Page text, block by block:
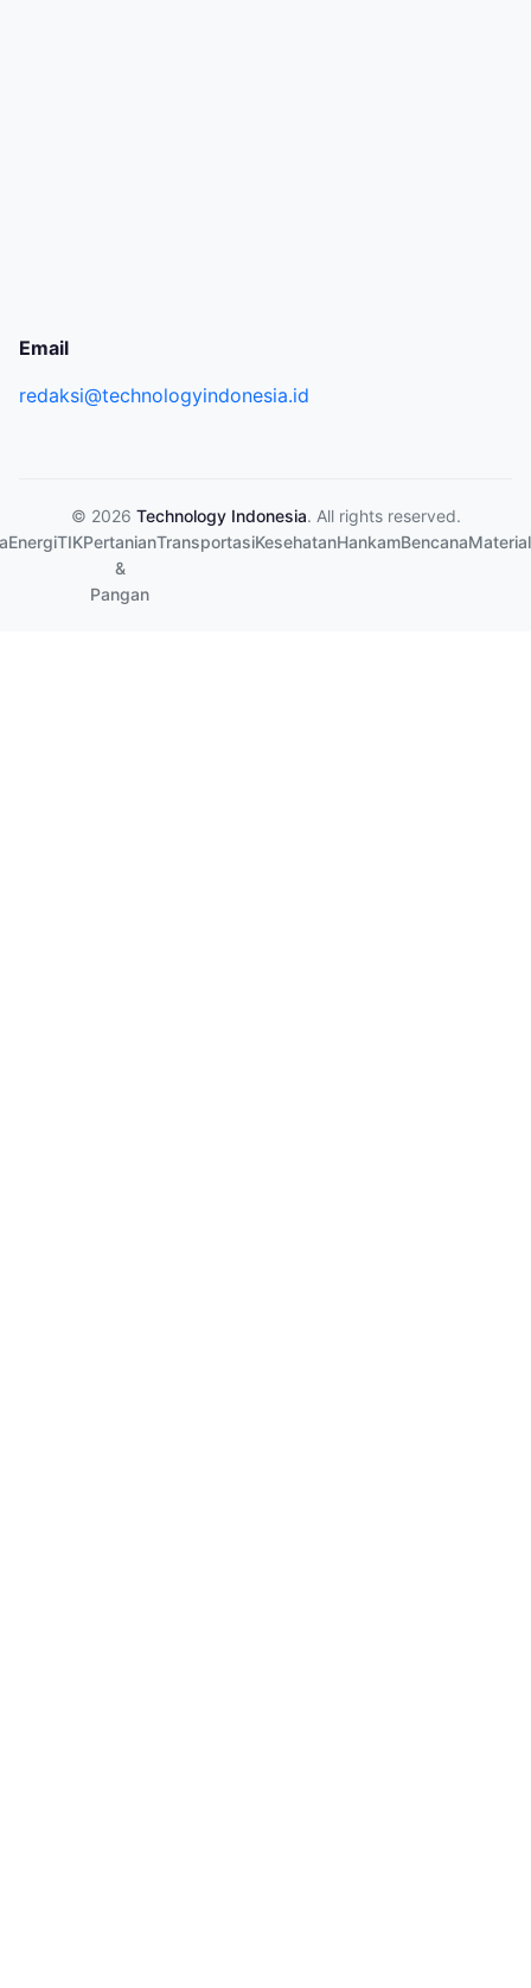
Email
redaksi@technologyindonesia.id
© 2026 Technology Indonesia. All rights reserved.
EnergiTIKPertanian
&
Pangan
TransportasiKesehatanHankamBencanaMaterial